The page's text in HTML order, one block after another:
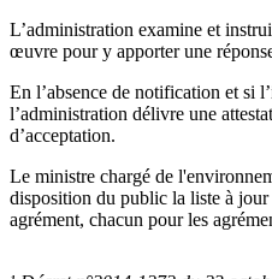
L’administration examine et
œuvre pour y apporter une
En l’absence de notification et si
l’administration délivre une
d’acceptation.
Le ministre chargé de
disposition du public la liste à
agrément, chacun pour les